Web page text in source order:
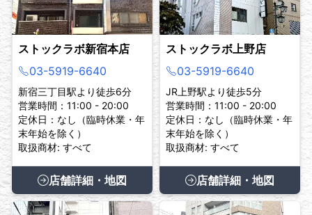
ストックラボ新宿本店
03-5919-6640
新宿三丁目駅より徒歩6分
営業時間：11:00 - 20:00
定休日：なし（臨時休業・年
末年始を除く）
取扱商材: すべて
店舗詳細・地図
ストックラボ上野店
03-5919-6640
JR上野駅より徒歩5分
営業時間：11:00 - 20:00
定休日：なし（臨時休業・年
末年始を除く）
取扱商材: すべて
店舗詳細・地図